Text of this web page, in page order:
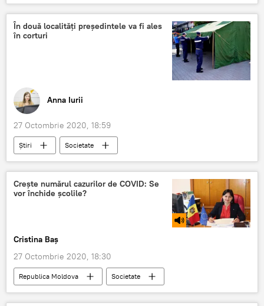
Rusia
construieste
avion
apocalipsă
În două localități președintele va fi ales
în corturi
Anna Iurii
27 Octombrie 2020, 18:59
Știri
Societate
Alegeri prezidențiale în Moldova 2020
Republica Moldova
ALEGERI PREZIDENȚIALE 2020
alegere
Crește numărul cazurilor de COVID: Se
vor închide școlile?
Cristina Baș
27 Octombrie 2020, 18:30
Republica Moldova
Societate
Educație
Sănătate Podcasturi